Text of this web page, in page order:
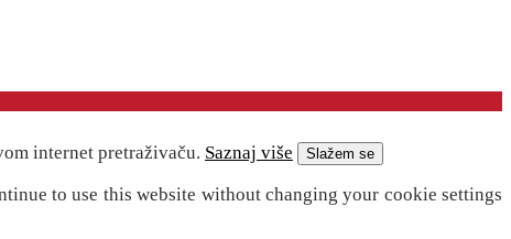
internet pretraživaču. Saznaj više Slažem se
to use this website without changing your cookie settings